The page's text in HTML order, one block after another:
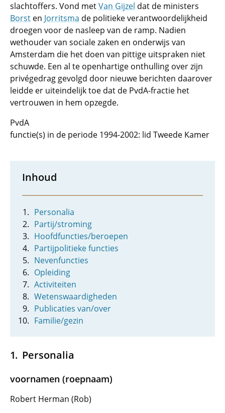
slachtoffers. Vond metVan Gijzel dat de ministers
Borst en Jorritsma de politieke verantwoordelijkheid
droegen voor de nasleep van de ramp. Nadien
wethouder van sociale zaken en onderwijs van
Amsterdam die het doen van pittige uitspraken niet
schuwde. Een al te openhartige onthulling over zijn
privégedrag gevolgd door nieuwe berichten daarover
leidde er uiteindelijk toe dat de PvdA-fractie het
vertrouwen in hem opzegde.
PvdA
functie(s) in de periode 1994-2002: lid Tweede Kamer
Inhoud
Personalia
Partij/stroming
Hoofdfuncties/beroepen
Partijpolitieke functies
Nevenfuncties
Opleiding
Activiteiten
Wetenswaardigheden
Publicaties van/over
Familie/gezin
Personalia
voornamen (roepnaam)
Robert Herman (Rob)